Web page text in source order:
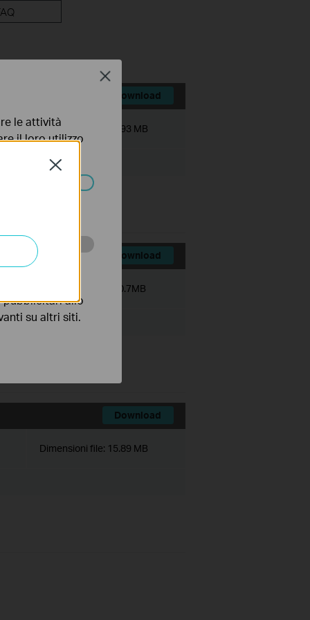
Download
Dimensioni file: 51.93 MB
Download
180.7MB
Download
Dimensioni file: 15.89 MB
Close
le attività
il loro utilizzo
essere
di
pubblicitari allo
su altri siti.
Close